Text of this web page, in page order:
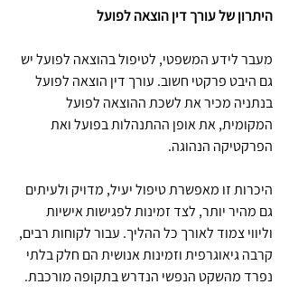
היתרון של עורך דין הוצאה לפועל
מעבר לידע המשפטי, לטיפול בהוצאה לפועל יש
גם היבט פרקטי חשוב. עורך דין הוצאה לפועל
בנתניה מכיר את לשכת ההוצאה לפועל
המקומית, את אופן ההתנהלות בפועל ואת
הפרקטיקה הנהוגה.
היכרות זו מאפשרת טיפול יעיל, מדויק ולעיתים
גם מהיר יותר, לצד זמינות לפגישות אישיות
וליווי צמוד לאורך כל ההליך. עבור לקוחות רבים,
קרבה גיאוגרפית וזמינות אנושית הם חלק בלתי
נפרד מהשקט הנפשי הנדרש בתקופה מורכבת.